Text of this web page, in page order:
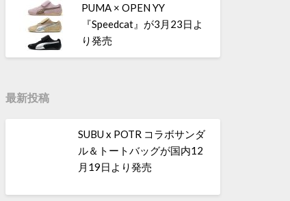
PUMA × OPEN YY
『Speedcat』が3月23日よ
り発売
最新投稿
SUBU x POTR コラボサンダ
ル＆トートバッグが国内12
月19日より発売